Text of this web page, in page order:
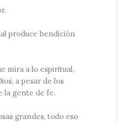
produce bendición
mira a lo espiritual,
a pesar de los
la gente de fe.
grandes, todo eso